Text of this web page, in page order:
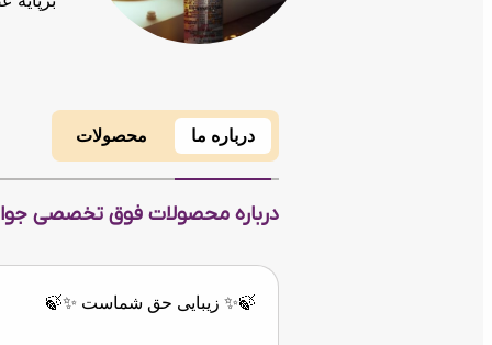
درباره ما محصولات
درباره محصولات فوق تخصصی
🍃✨ زیبایی حق شماست ✨️🍃